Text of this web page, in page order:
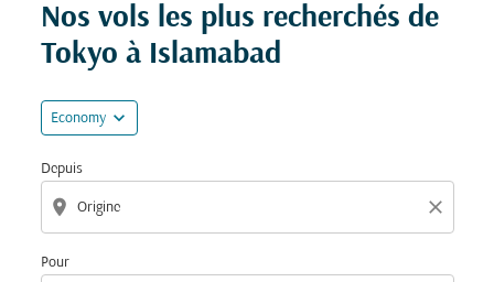
Nos vols les plus recherchés de
Tokyo à Islamabad
Economy expand_more
Depuis
location_on close
Pour
Essayez de mettre à jour votre itinéraire (origine et/